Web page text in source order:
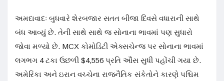
અમદાવાદઃ બુધવારે શેરબજાર સતત બીજા દિવસે વધારાની સાથે
બંધ આવ્યું છે. તેની સાથે સાથે જ સોનાના ભાવમાં પણ સુધારો
જોવા મળ્યો છે. MCX કોમોડિટી એક્સચેન્જ પર સોનાના ભાવમાં
લગભગ 4 ટકા ઉછળી $4,556 પ્રતિ ઔંસ સુધી પહોંચી ગયા છે.
અમેરિકા અને ઇરાન વચ્ચેના રાજનૈતિક સંકેતોને કારણે પશ્ચિમ